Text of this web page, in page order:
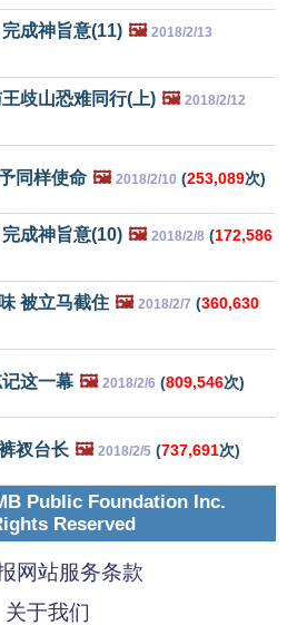
成神旨意(11) 🖼️ 2018/2/13
歧山恐难同行(上) 🖼️ 2018/2/12
同样使命 🖼️ 2018/2/10 (253,089次)
成神旨意(10) 🖼️ 2018/2/8 (172,586
被立马截住 🖼️ 2018/2/7 (360,630
这一幕 🖼️ 2018/2/6 (809,546次)
衩台长 🖼️ 2018/2/5 (737,691次)
Public Foundation Inc.
Reserved
网站服务条款
关于我们